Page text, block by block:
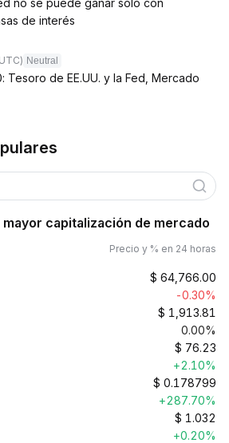
no se puede ganar solo con
de interés
Neutral
Tesoro de EE.UU. y la Fed, Mercado
capitalización de mercado
Precio y % en 24 horas
$ 64,766.00
-0.30%
$ 1,913.81
0.00%
$ 76.23
+2.10%
$ 0.178799
+287.70%
$ 1.032
+0.20%